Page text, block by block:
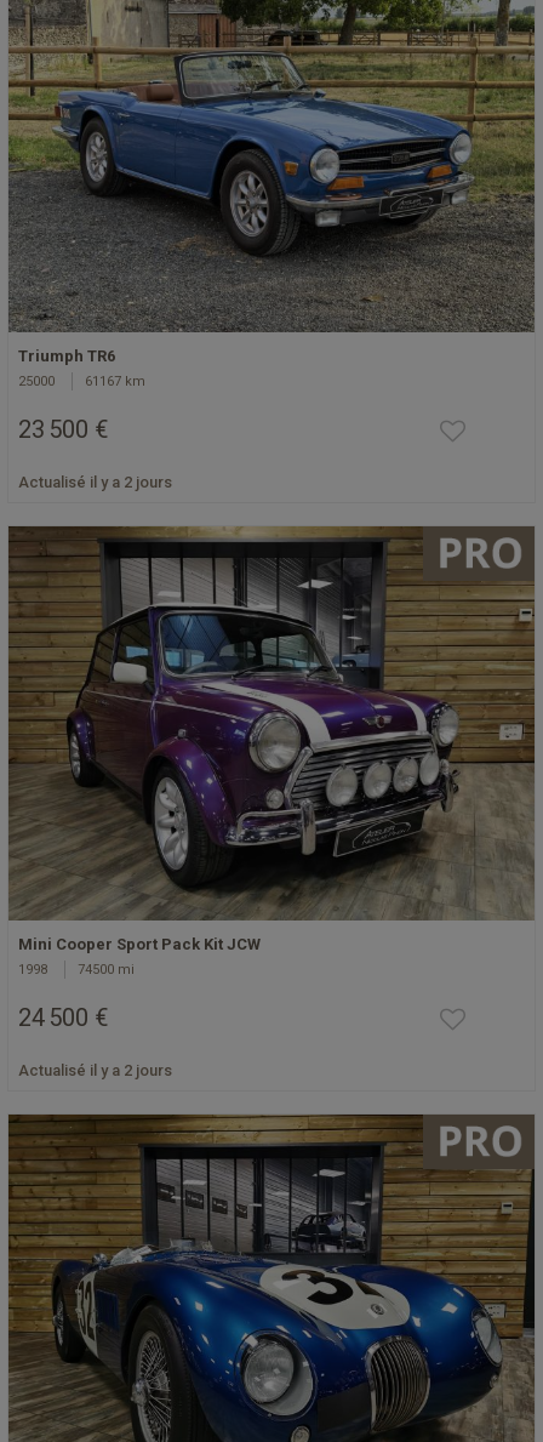
Triumph TR6
25000 61167 km
23 500 €
Actualisé il y a 2 jours
Mini Cooper Sport Pack Kit JCW
1998 74500 mi
24 500 €
Actualisé il y a 2 jours